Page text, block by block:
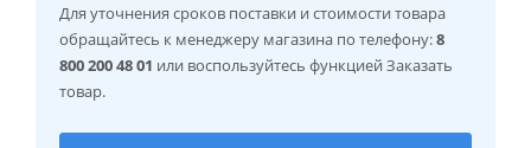
Для уточнения сроков поставки и стоимости товара
обращайтесь к менеджеру магазина по телефону:8
800 200 48 01 или воспользуйтесь функцией Заказать
товар.